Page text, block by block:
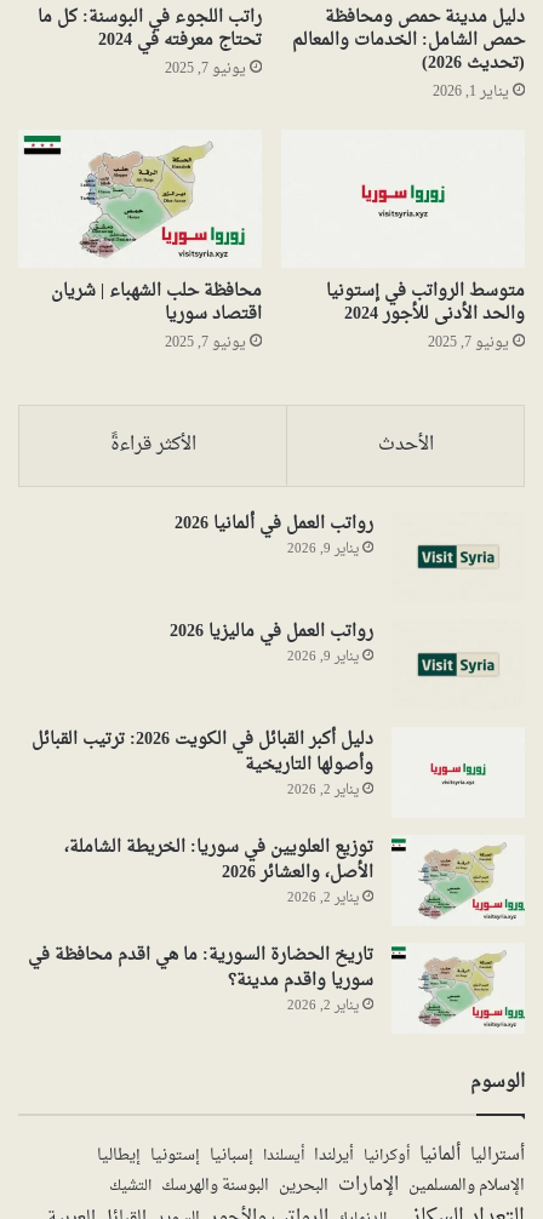
دليل مدينة حمص ومحافظة
حمص الشامل: الخدمات والمعالم
(تحديث 2026)
يناير 1, 2026
راتب اللجوء في البوسنة: كل ما
تحتاج معرفته في 2024
يونيو 7, 2025
متوسط الرواتب في إستونيا
والحد الأدنى للأجور 2024
يونيو 7, 2025
محافظة حلب الشهباء | شريان
اقتصاد سوريا
يونيو 7, 2025
الأحدث الأكثر قراءةً
رواتب العمل في ألمانيا 2026
يناير 9, 2026
رواتب العمل في ماليزيا 2026
يناير 9, 2026
دليل أكبر القبائل في الكويت 2026: ترتيب القبائل
وأصولها التاريخية
يناير 2, 2026
توزيع العلويين في سوريا: الخريطة الشاملة،
الأصل، والعشائر 2026
يناير 2, 2026
تاريخ الحضارة السورية: ما هي اقدم محافظة في
سوريا واقدم مدينة؟
يناير 2, 2026
الوسوم
أستراليا ألمانيا أوكرانيا أيرلندا أيسلندا إسبانيا إستونيا إيطاليا
الإسلام والمسلمين الإمارات البحرين البوسنة والهرسك التشيك